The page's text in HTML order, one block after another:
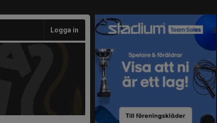
Logga in